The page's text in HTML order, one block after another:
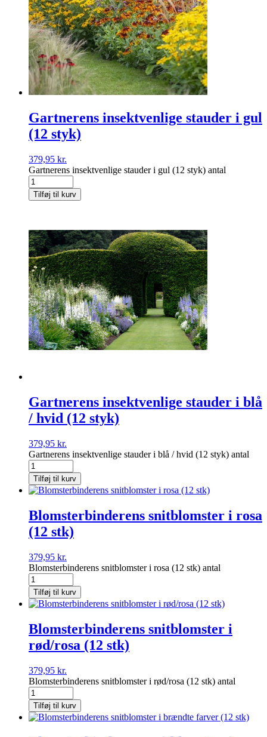
Gartnerens insektvenlige stauder i gul
(12 styk)
379,95 kr.
Gartnerens insektvenlige stauder i gul (12 styk) antal
Tilføj til kurv
Gartnerens insektvenlige stauder i blå
/ hvid (12 styk)
379,95 kr.
Gartnerens insektvenlige stauder i blå / hvid (12 styk) antal
Tilføj til kurv
Blomsterbinderens snitblomster i rosa
(12 stk)
379,95 kr.
Blomsterbinderens snitblomster i rosa (12 stk) antal
Tilføj til kurv
Blomsterbinderens snitblomster i
rød/rosa (12 stk)
379,95 kr.
Blomsterbinderens snitblomster i rød/rosa (12 stk) antal
Tilføj til kurv